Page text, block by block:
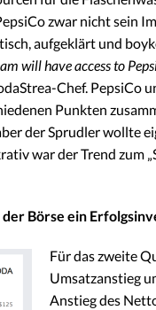
zwar nicht sein
aufgeklärt und
will have access to
Chef. PepsiCo
Punkten
der Sprudler wollte
war der Trend zum
der Börse ein
Für das zweite
Umsatzanstieg
Anstieg des